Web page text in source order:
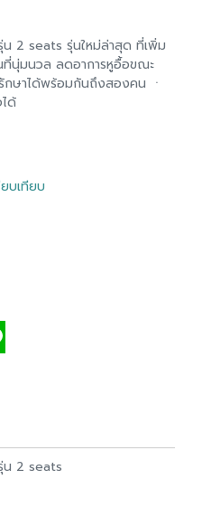
2 seats รุ่นใหม่ล่าสุด ที่เพิ่ม
ที่นุ่มนวล ลดอาการหูอื้อขณะ
กษาได้พร้อมกันถึงสองคน ㆍ
ด้
บเทียบ
น 2 seats